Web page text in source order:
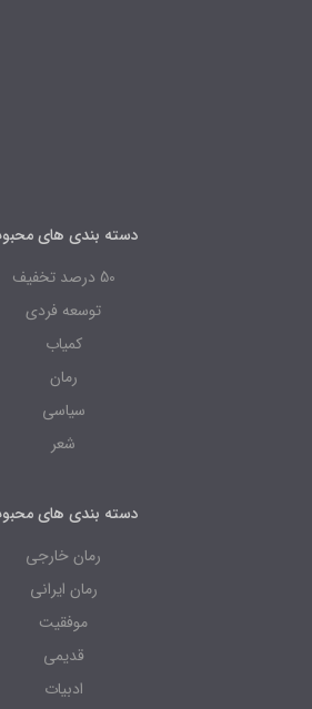
دسته بندی های محبوب
50 درصد تخفیف
توسعه فردی
کمیاب
رمان
سیاسی
شعر
دسته بندی های محبوب
رمان خارجی
رمان ایرانی
موفقیت
قدیمی
ادبیات